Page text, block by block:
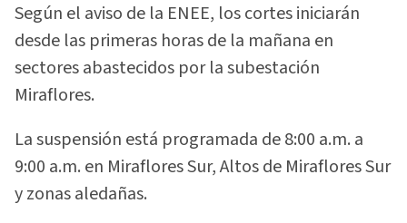
Según el aviso de la ENEE, los cortes iniciarán
desde las primeras horas de la mañana en
sectores abastecidos por la subestación
Miraflores.
La suspensión está programada de 8:00 a.m. a
9:00 a.m. en Miraflores Sur, Altos de Miraflores Sur
y zonas aledañas.